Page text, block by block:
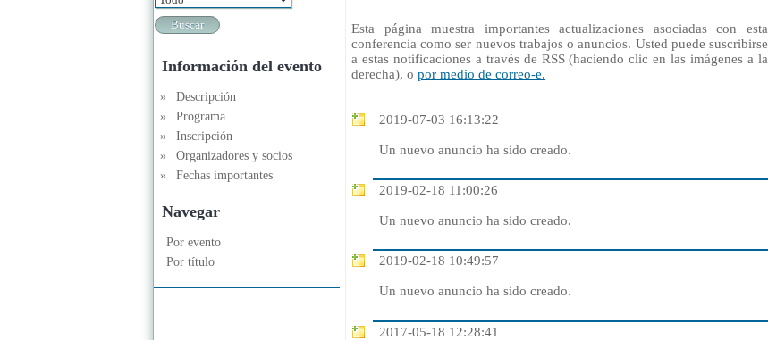
Información del evento
»
Descripción
»
Programa
»
Inscripción
»
Organizadores y socios
»
Fechas importantes
Navegar
Por evento
Por título
Esta página muestra importantes actualizaciones asociadas con esta
conferencia como ser nuevos trabajos o anuncios. Usted puede suscribirse
a estas notificaciones a través de RSS (haciendo clic en las imágenes a la
derecha), o por medio de correo-e.
2019-07-03 16:13:22
Un nuevo anuncio ha sido creado.
2019-02-18 11:00:26
Un nuevo anuncio ha sido creado.
2019-02-18 10:49:57
Un nuevo anuncio ha sido creado.
2017-05-18 12:28:41